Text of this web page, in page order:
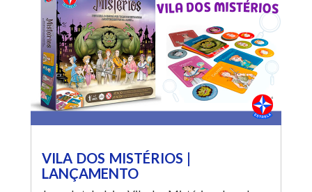
VILA DOS MISTÉRIOS |
LANÇAMENTO